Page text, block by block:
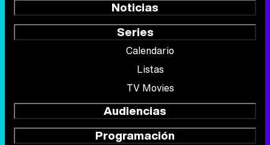
Noticias
Series
Calendario
Listas
TV Movies
Audiencias
Programación